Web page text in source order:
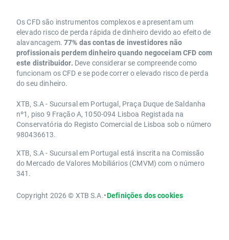
Os CFD são instrumentos complexos e apresentam um
elevado risco de perda rápida de dinheiro devido ao efeito de
alavancagem. 77% das contas de investidores não
profissionais perdem dinheiro quando negoceiam CFD com
este distribuidor. Deve considerar se compreende como
funcionam os CFD e se pode correr o elevado risco de perda
do seu dinheiro.
XTB, S.A - Sucursal em Portugal, Praça Duque de Saldanha
nº1, piso 9 Fração A, 1050-094 Lisboa Registada na
Conservatória do Registo Comercial de Lisboa sob o número
980436613.
XTB, S.A - Sucursal em Portugal está inscrita na Comissão
do Mercado de Valores Mobiliários (CMVM) com o número
341.
Copyright 2026 © XTB S.A.•Definições dos cookies